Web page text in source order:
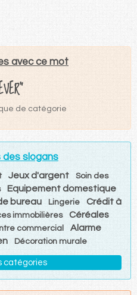
avec ce mot
de catégorie
slogans
Jeux d'argent
Soin des
Equipement domestique
bureau Lingerie
Crédit à
immobilières Céréales
commercial Alarme
Décoration murale
catégories